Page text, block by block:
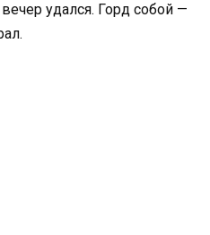
удался. Горд собой —